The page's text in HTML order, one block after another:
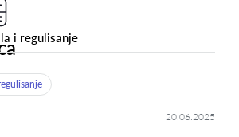
i regulisanje
20.06.2025